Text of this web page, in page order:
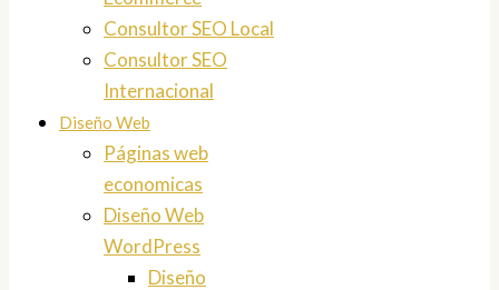
Consultor SEO Local
Consultor SEO
Internacional
Diseño Web
Páginas web
economicas
Diseño Web
WordPress
Diseño